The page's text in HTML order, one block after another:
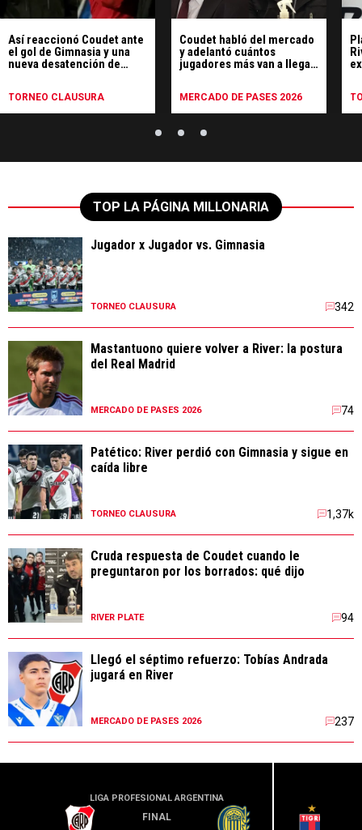
Así reaccionó Coudet ante
el gol de Gimnasia y una
nueva desatención de
TORNEO CLAUSURA
Coudet habló del mercado
y adelantó cuántos
jugadores más van a llegar
MERCADO DE PASES 2026
TOP LA PÁGINA MILLONARIA
Jugador x Jugador vs. Gimnasia
TORNEO CLAUSURA 342
Mastantuono quiere volver a River: la postura
del Real Madrid
MERCADO DE PASES 2026 74
Patético: River perdió con Gimnasia y sigue en
caída libre
TORNEO CLAUSURA 1,37k
Cruda respuesta de Coudet cuando le
preguntaron por los borrados: qué dijo
RIVER PLATE 94
Llegó el séptimo refuerzo: Tobías Andrada
jugará en River
MERCADO DE PASES 2026 237
LIGA PROFESIONAL ARGENTINA
FINAL